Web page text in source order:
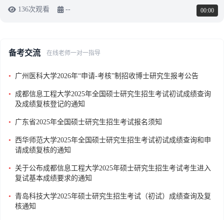
00:00
136次观看 --
备考交流 在线老师一对一指导
• 广州医科大学2026年“申请-考核”制招收博士研究生报考公告
•
成都信息工程大学2025年全国硕士研究生招生考试初试成绩查询
及成绩复核登记的通知
• 广东省2025年全国硕士研究生招生考试报名须知
•
西华师范大学2025年全国硕士研究生招生考试初试成绩查询和申
请成绩复核的通知
•
关于公布成都信息工程大学2025年硕士研究生招生考试考生进入
复试基本成绩要求的通知
• 青岛科技大学2025年硕士研究生招生考试（初试）成绩查询及复
核通知